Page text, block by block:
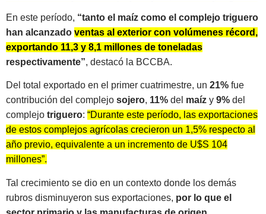
En este período, “tanto el maíz como el complejo triguero
han alcanzado ventas al exterior con volúmenes récord,
exportando 11,3 y 8,1 millones de toneladas
respectivamente”, destacó la BCCBA.
Del total exportado en el primer cuatrimestre, un 21% fue
contribución del complejo sojero, 11% del maíz y 9% del
complejo triguero: “Durante este período, las exportaciones
de estos complejos agrícolas crecieron un 1,5% respecto al
año previo, equivalente a un incremento de U$S 104
millones”.
Tal crecimiento se dio en un contexto donde los demás
rubros disminuyeron sus exportaciones, por lo que el